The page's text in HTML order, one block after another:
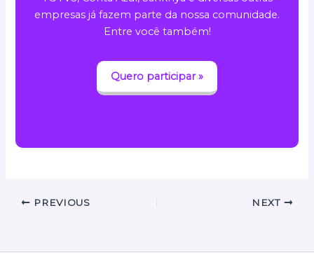
empresas já fazem parte da nossa comunidade.
Entre você também!
Quero participar »
PREVIOUS NEXT